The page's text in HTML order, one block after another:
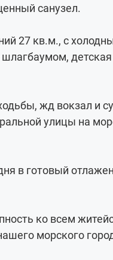
санузел.
27 кв.м., с
жд вокзал и
улицы на
в готовый
ко всем
морского